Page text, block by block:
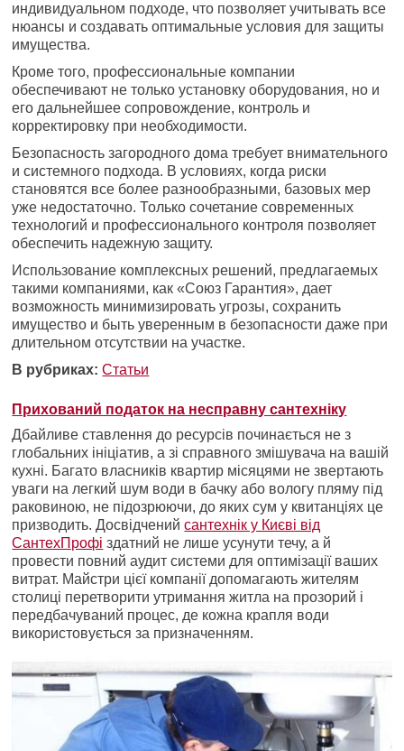
индивидуальном подходе, что позволяет учитывать все
нюансы и создавать оптимальные условия для защиты
имущества.
Кроме того, профессиональные компании
обеспечивают не только установку оборудования, но и
его дальнейшее сопровождение, контроль и
корректировку при необходимости.
Безопасность загородного дома требует внимательного
и системного подхода. В условиях, когда риски
становятся все более разнообразными, базовых мер
уже недостаточно. Только сочетание современных
технологий и профессионального контроля позволяет
обеспечить надежную защиту.
Использование комплексных решений, предлагаемых
такими компаниями, как «Союз Гарантия», дает
возможность минимизировать угрозы, сохранить
имущество и быть уверенным в безопасности даже при
длительном отсутствии на участке.
В рубриках: Статьи
Прихований податок на несправну сантехніку
Дбайливе ставлення до ресурсів починається не з
глобальних ініціатив, а зі справного змішувача на вашій
кухні. Багато власників квартир місяцями не звертають
уваги на легкий шум води в бачку або вологу пляму під
раковиною, не підозрюючи, до яких сум у квитанціях це
призводить. Досвідченийсантехнік у Києві від
СантехПрофі здатний не лише усунути течу, а й
провести повний аудит системи для оптимізації ваших
витрат. Майстри цієї компанії допомагають жителям
столиці перетворити утримання житла на прозорий і
передбачуваний процес, де кожна крапля води
використовується за призначенням.